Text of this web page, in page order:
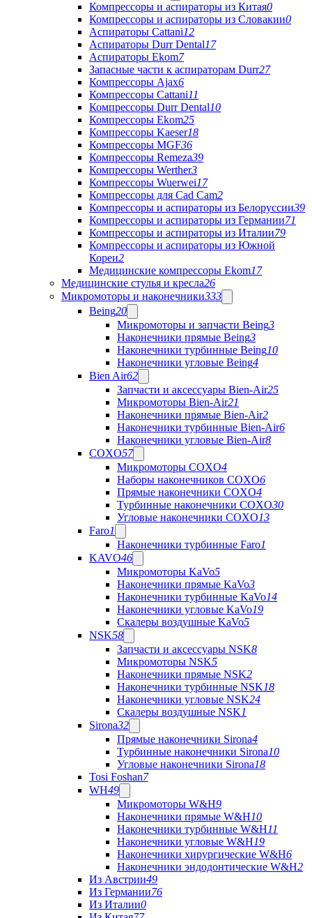
Компрессоры и аспираторы из Китая0
Компрессоры и аспираторы из Словакии0
Аспираторы Cattani12
Аспираторы Durr Dental17
Аспираторы Ekom7
Запасные части к аспираторам Durr27
Компрессоры Ajax6
Компрессоры Cattani11
Компрессоры Durr Dental10
Компрессоры Ekom25
Компрессоры Kaeser18
Компрессоры MGF36
Компрессоры Remeza39
Компрессоры Werther3
Компрессоры Wuerwei17
Компрессоры для Cad Cam2
Компрессоры и аспираторы из Белоруссии39
Компрессоры и аспираторы из Германии71
Компрессоры и аспираторы из Италии79
Компрессоры и аспираторы из Южной
Кореи2
Медицинские компрессоры Ekom17
Медицинские стулья и кресла26
Микромоторы и наконечники333
Being20
Микромоторы и запчасти Being3
Наконечники прямые Being3
Наконечники турбинные Being10
Наконечники угловые Being4
Bien Air62
Запчасти и аксессуары Bien-Air25
Микромоторы Bien-Air21
Наконечники прямые Bien-Air2
Наконечники турбинные Bien-Air6
Наконечники угловые Bien-Air8
COXO57
Микромоторы COXO4
Наборы наконечников COXO6
Прямые наконечники COXO4
Турбинные наконечники COXO30
Угловые наконечники COXO13
Faro1
Наконечники турбинные Faro1
KAVO46
Микромоторы KaVo5
Наконечники прямые KaVo3
Наконечники турбинные KaVo14
Наконечники угловые KaVo19
Скалеры воздушные KaVo5
NSK58
Запчасти и аксессуары NSK8
Микромоторы NSK5
Наконечники прямые NSK2
Наконечники турбинные NSK18
Наконечники угловые NSK24
Скалеры воздушные NSK1
Sirona32
Прямые наконечники Sirona4
Турбинные наконечники Sirona10
Угловые наконечники Sirona18
Tosi Foshan7
WH49
Микромоторы W&H9
Наконечники прямые W&H10
Наконечники турбинные W&H11
Наконечники угловые W&H19
Наконечники хирургические W&H6
Наконечники эндодонтические W&H2
Из Австрии49
Из Германии76
Из Италии0